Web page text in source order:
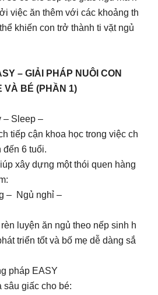
việc ăn thêm với các khoảng th
khiến con trở thành ti vặt ngủ
– GIẢI PHÁP NUÔI CON
VÀ BÉ (PHẦN 1)
– Sleep –
tiếp cận khoa học trong việc ch
đến 6 tuổi.
xây dựng một thói quen hàng
– Ngủ nghỉ –
luyện ăn ngủ theo nếp sinh h
triển tốt và bố mẹ dễ dàng sắ
pháp EASY
sâu giấc cho bé: